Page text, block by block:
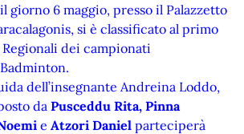
giorno 6 maggio, presso il Palazzetto
si è classificato al primo
dei campionati
dell’insegnante Andreina Loddo,
da Pusceddu Rita, Pinna
e Atzori Daniel parteciperà